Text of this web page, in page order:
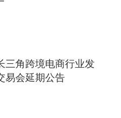
三角跨境电商行业发
易会延期公告